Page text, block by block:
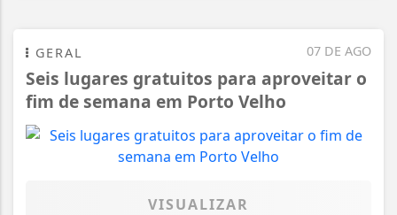
07 DE AGO
GERAL
Seis lugares gratuitos para aproveitar o
fim de semana em Porto Velho
VISUALIZAR